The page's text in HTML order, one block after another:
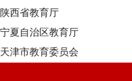
陕西省教育厅
宁夏自治区教育厅
天津市教育委员会